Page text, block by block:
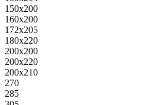
150х200
160х200
172х205
180х220
200х200
200х220
200х210
270
285